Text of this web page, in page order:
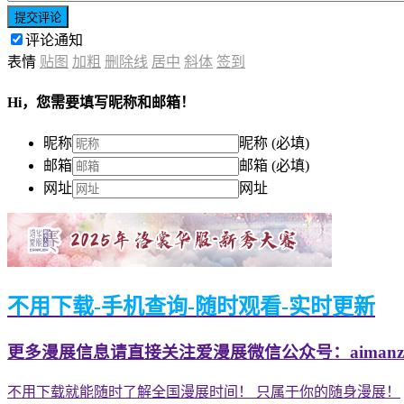
提交评论
评论通知
表情 贴图 加粗 删除线 居中 斜体 签到
Hi，您需要填写昵称和邮箱！
昵称
昵称 (必填)
邮箱
邮箱 (必填)
网址
网址
不用下载-手机查询-随时观看-实时更新
更多漫展信息请直接关注爱漫展微信公众号：
不用下载就能随时了解全国漫展时间！ 只属于你的随身漫展！